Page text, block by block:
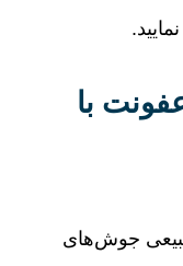
.
با
طبیعی جوش‌های